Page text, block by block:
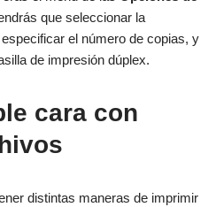
que seleccionar la
el número de copias, y
de impresión dúplex.
cara con
distintas maneras de imprimir